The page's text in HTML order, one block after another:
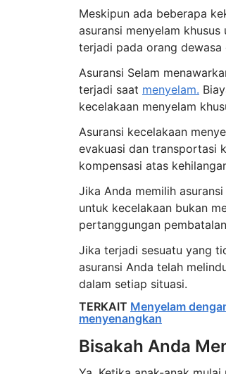
Meskipun ada beberapa
asuransi menyelam
terjadi pada orang dewasa
Asuransi Selam
terjadi saat menyelam.
kecelakaan menyelam
Asuransi kecelakaan
evakuasi dan transportasi
kompensasi atas
Jika Anda memilih
untuk kecelakaan bukan
pertanggungan
Jika terjadi sesuatu yang
asuransi Anda telah
dalam setiap situasi.
TERKAIT Menyelam
menyenangkan
Bisakah Anda